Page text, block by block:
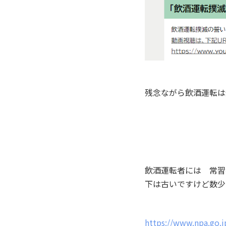
残念ながら飲酒運転
飲酒運転者には 常習
下は古いですけど数
https://